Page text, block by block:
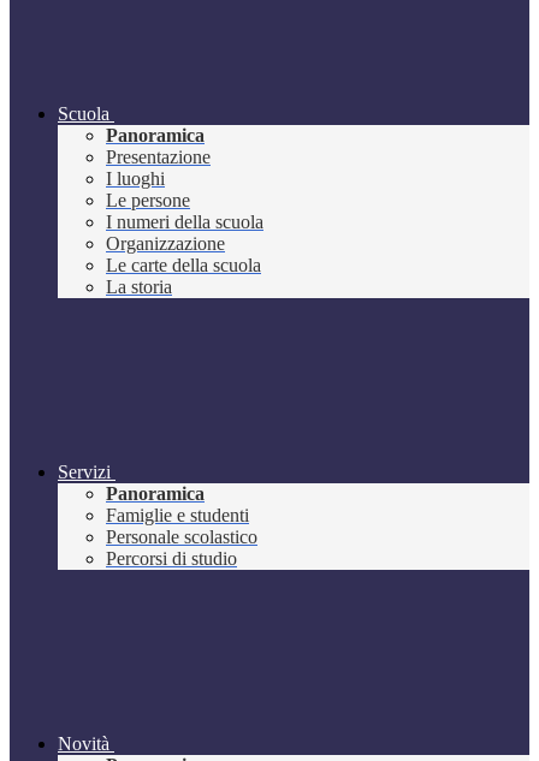
Scuola
Panoramica
Presentazione
I luoghi
Le persone
I numeri della scuola
Organizzazione
Le carte della scuola
La storia
Servizi
Panoramica
Famiglie e studenti
Personale scolastico
Percorsi di studio
Novità